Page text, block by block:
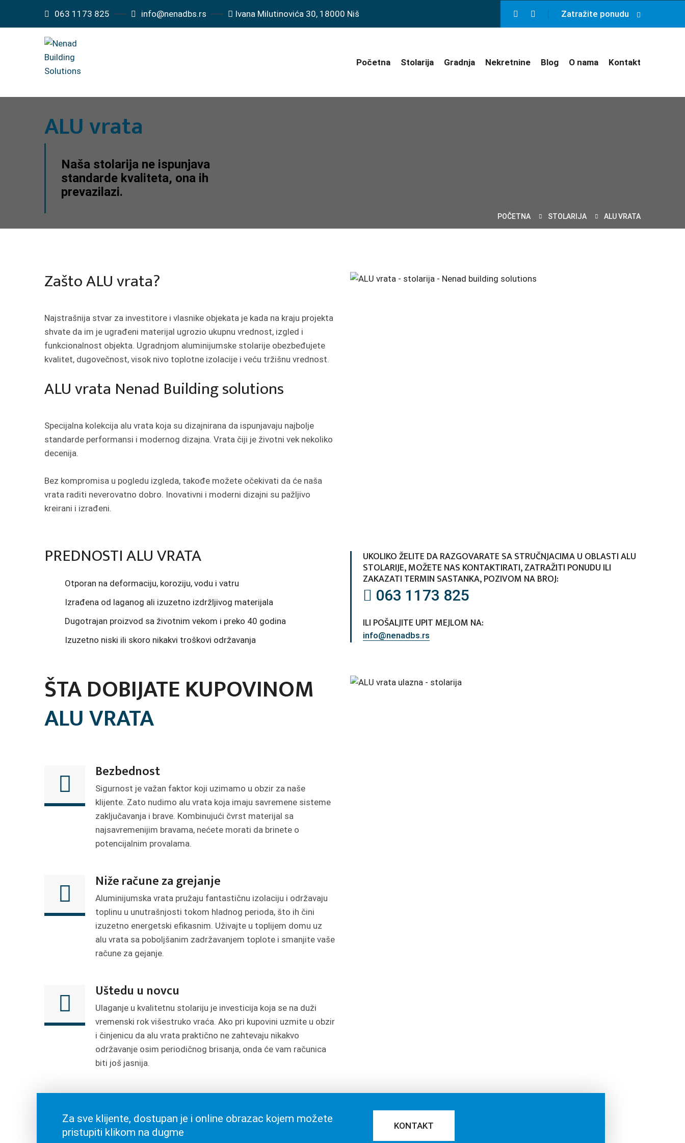
063 1173 825 info@nenadbs.rs Ivana Milutinovića 30, 18000 Niš Zatražite ponudu
Početna Stolarija Gradnja Nekretnine Blog O nama Kontakt
ALU vrata
Naša stolarija ne ispunjava
standarde kvaliteta, ona ih
prevazilazi.
POČETNA STOLARIJA ALU VRATA
Zašto ALU vrata?
Najstrašnija stvar za investitore i vlasnike objekata je kada na kraju projekta
shvate da im je ugrađeni materijal ugrozio ukupnu vrednost, izgled i
funkcionalnost objekta. Ugradnjom aluminijumske stolarije obezbeđujete
kvalitet, dugovečnost, visok nivo toplotne izolacije i veću tržišnu vrednost.
ALU vrata Nenad Building solutions
Specijalna kolekcija alu vrata koja su dizajnirana da ispunjavaju najbolje
standarde performansi i modernog dizajna. Vrata čiji je životni vek nekoliko
decenija.
Bez kompromisa u pogledu izgleda, takođe možete očekivati da će naša
vrata raditi neverovatno dobro. Inovativni i moderni dizajni su pažljivo
kreirani i izrađeni.
PREDNOSTI ALU VRATA
Otporan na deformaciju, koroziju, vodu i vatru
Izrađena od laganog ali izuzetno izdržljivog materijala
Dugotrajan proizvod sa životnim vekom i preko 40 godina
Izuzetno niski ili skoro nikakvi troškovi održavanja
UKOLIKO ŽELITE DA RAZGOVARATE SA STRUČNJACIMA U OBLASTI ALU
STOLARIJE, MOŽETE NAS KONTAKTIRATI, ZATRAŽITI PONUDU ILI
ZAKAZATI TERMIN SASTANKA, POZIVOM NA BROJ:
063 1173 825
ILI POŠALJITE UPIT MEJLOM NA:
info@nenadbs.rs
ŠTA DOBIJATE KUPOVINOM
ALU VRATA
Bezbednost
Sigurnost je važan faktor koji uzimamo u obzir za naše
klijente. Zato nudimo alu vrata koja imaju savremene sisteme
zaključavanja i brave. Kombinujući čvrst materijal sa
najsavremenijim bravama, nećete morati da brinete o
potencijalnim provalama.
Niže račune za grejanje
Aluminijumska vrata pružaju fantastičnu izolaciju i održavaju
toplinu u unutrašnjosti tokom hladnog perioda, što ih čini
izuzetno energetski efikasnim. Uživajte u toplijem domu uz
alu vrata sa poboljšanim zadržavanjem toplote i smanjite vaše
račune za gejanje.
Uštedu u novcu
Ulaganje u kvalitetnu stolariju je investicija koja se na duži
vremenski rok višestruko vraća. Ako pri kupovini uzmite u obzir
i činjenicu da alu vrata praktično ne zahtevaju nikakvo
održavanje osim periodičnog brisanja, onda će vam računica
biti još jasnija.
Za sve klijente, dostupan je i online obrazac kojem možete
pristupiti klikom na dugme
KONTAKT